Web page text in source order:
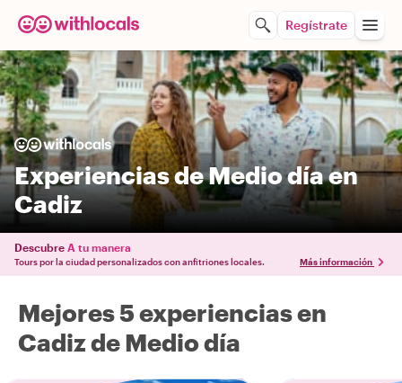
Regístrate
Experiencias de Medio día en
Cadiz
Descubre A tu manera
Tours por la ciudad personalizados con anfitriones locales. Más información
Mejores 5 experiencias en
Cadiz de Medio día